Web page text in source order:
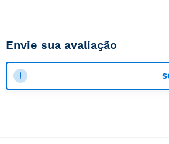
Envie sua avaliação